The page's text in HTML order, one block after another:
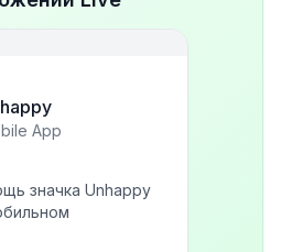
App
значка Unhappy